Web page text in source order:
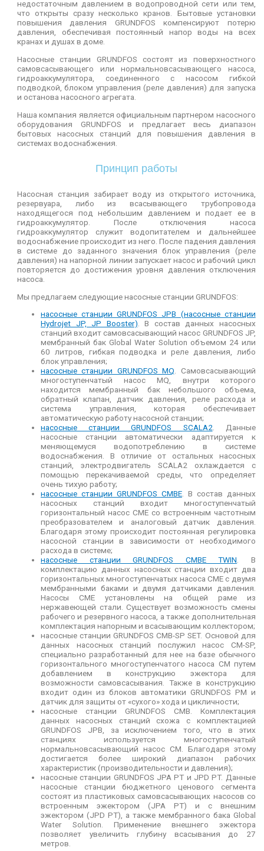
недостаточным давлением в водопроводной сети или тем,
что открыты сразу несколько кранов. Бытовые установки
повышения давления GRUNDFOS компенсируют потерю
давления, обеспечивая постоянный напор воды на всех
кранах и душах в доме.
Насосные станции GRUNDFOS состоят из поверхностного
самовсасывающего или нормальновсасывающего насоса,
гидроаккумулятора, соединенного с насосом гибкой
подводкой, блоком управления (реле давления) для запуска
и останова насосного агрегата.
Наша компания является официальным партнером насосного
оборудования GRUNDFOS и предлагает весь диапазон
бытовых насосных станций для повышения давления в
системах водоснабжения.
Принцип работы
Насосная станция забирает воду из открытого источника,
резервуара, либо из всасывающего трубопровода
находящегося под небольшим давлением и подает ее в
гидроаккумулятор. После отключения насоса
гидроаккумулятор служит водопитателем и дальнейшее
водоснабжение происходит из него. После падения давления
в системе до заданного значения блок управления (реле
давления) на напорной линии запускает насос и рабочий цикл
повторяется до достижения уровня давления отключения
насоса.
Мы предлагаем следующие насосные станции GRUNDFOS:
насосные станции GRUNDFOS JPB (насосные станции
Hydrojet JP, JP Booster). В состав данных насосных
станций входит самовсасывающий насос GRUNDFOS JP,
мембранный бак Global Water Solution объемом 24 или
60 литров, гибкая подводка и реле давления, либо
блок управления;
насосные станции GRUNDFOS MQ. Самовсасывающий
многоступенчатый насос MQ, внутри которого
находится мембранный бак небольшого объема,
обратный клапан, датчик давления, реле расхода и
система управления, которая обеспечивает
автоматическую работу насосной станции;
насосные станции GRUNDFOS SCALA2. Данные
насосные станции автоматически адаптируется к
меняющемуся водопотреблению в системе
водоснабжения. В отличие от остальных насосных
станций, электродвигатель SCALA2 охлаждается с
помощью перекачиваемой среды, что определяет
очень тихую работу;
насосные станции GRUNDFOS CMBE. В состав данных
насосных станций входит многоступенчатый
горизонтальный насос CME со встроенным частотным
преобразователем и аналоговый датчик давления.
Благодаря этому происходит постоянная регулировка
насосной станции в зависимости от необходимого
расхода в системе;
насосные станции GRUNDFOS CMBE TWIN. В
комплектацию данных насосных станции входит два
горизонтальных многоступенчатых насоса CME с двумя
мембранными баками и двумя датчиками давления.
Насосы CME установлены на общей раме из
нержавеющей стали. Существует возможность смены
рабочего и резервного насоса, а также дополнительная
комплектация напорным и всасывающим коллектором;
насосные станции GRUNDFOS CMB-SP SET. Основой для
данных насосных станций послужил насос CM-SP,
специально разработанный для нее на базе обычного
горизонтального многоступенчатого насоса CM путем
добавлением в конструкцию эжектора для
возможности самовсасывания. Также в конструкцию
входит один из блоков автоматики GRUNDFOS PM и
датчик для защиты от «сухого» хода и цикличности;
насосные станции GRUNDFOS CMB. Комплектация
данных насосных станций схожа с комплектацией
GRUNDFOS JPB, за исключением того, что в этих
станциях используется многоступенчатый
нормальновсасывающий насос CM. Благодаря этому
достигается более широкий диапазон рабочих
характеристик (производительности и давления);
насосные станции GRUNDFOS JPA PT и JPD PT. Данные
насосные станции бюджетного ценового сегмента
состоят из пластиковых самовсасывающих насосов со
встроенным эжектором (JPA PT) и с внешним
эжектором (JPD PT), а также мембранного бака Global
Water Solution. Применение внешнего эжектора
позволяет увеличить глубину всасывания до 27
метров.